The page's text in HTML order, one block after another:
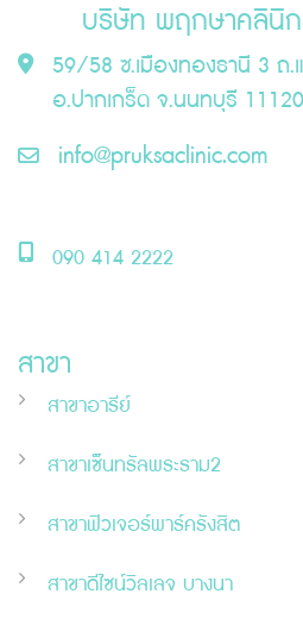
บริษัท พฤกษาคลินิ
59/58 ซ.เมืองทองธานี 3 ถ
อ.ปากเกร็ด จ.นนทบุรี 11120
info@pruksaclinic.com
090 414 2222
สาขา
สาขาอารีย์
สาขาเซ็นทรัลพระราม2
สาขาฟิวเจอร์พาร์ครังสิต
สาขาดีไซน์วิลเลจ บางนา